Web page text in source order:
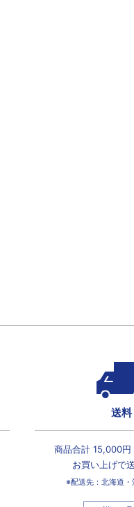
送料
商品合計 15,000円
お買い上げで
※配送先：北海道・